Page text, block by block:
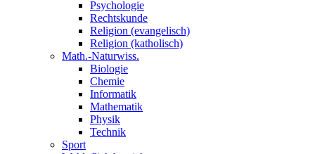
Psychologie
Rechtskunde
Religion (evangelisch)
Religion (katholisch)
Math.-Naturwiss.
Biologie
Chemie
Informatik
Mathematik
Physik
Technik
Sport